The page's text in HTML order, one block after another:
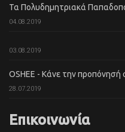
Τα Πολυδημητριακά
04.08.2019
03.08.2019
OSHEE - Κάνε την προπόνησή
28.07.2019
Επικοινωνία